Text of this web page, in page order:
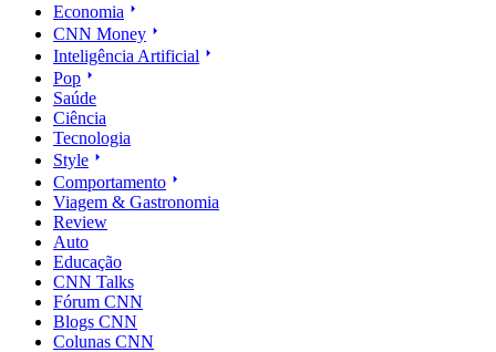
Economia
CNN Money
Inteligência Artificial
Pop
Saúde
Ciência
Tecnologia
Style
Comportamento
Viagem & Gastronomia
Review
Auto
Educação
CNN Talks
Fórum CNN
Blogs CNN
Colunas CNN